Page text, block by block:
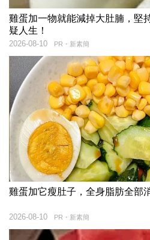
雞蛋加一物就能減掉大肚腩，堅
疑人生！
PR・新素簡
2026-08-10
雞蛋加它瘦肚子，全身脂肪全部
PR・新素簡
2026-08-10